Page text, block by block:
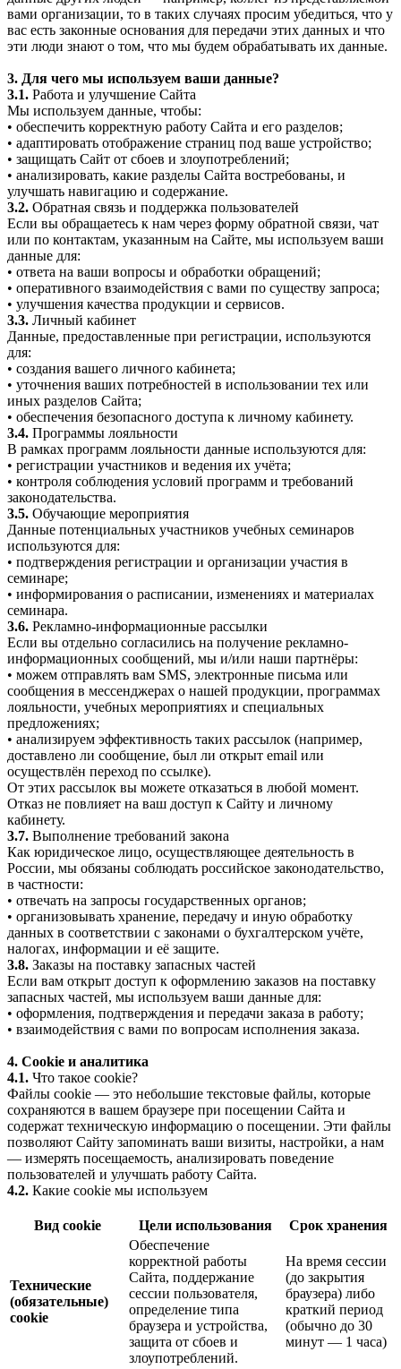
вами организации, то в таких случаях просим убедиться, что у
вас есть законные основания для передачи этих данных и что
эти люди знают о том, что мы будем обрабатывать их данные.
3. Для чего мы используем ваши данные?
3.1. Работа и улучшение Сайта
Мы используем данные, чтобы:
• обеспечить корректную работу Сайта и его разделов;
• адаптировать отображение страниц под ваше устройство;
• защищать Сайт от сбоев и злоупотреблений;
• анализировать, какие разделы Сайта востребованы, и
улучшать навигацию и содержание.
3.2. Обратная связь и поддержка пользователей
Если вы обращаетесь к нам через форму обратной связи, чат
или по контактам, указанным на Сайте, мы используем ваши
данные для:
• ответа на ваши вопросы и обработки обращений;
• оперативного взаимодействия с вами по существу запроса;
• улучшения качества продукции и сервисов.
3.3. Личный кабинет
Данные, предоставленные при регистрации, используются
для:
• создания вашего личного кабинета;
• уточнения ваших потребностей в использовании тех или
иных разделов Сайта;
• обеспечения безопасного доступа к личному кабинету.
3.4. Программы лояльности
В рамках программ лояльности данные используются для:
• регистрации участников и ведения их учёта;
• контроля соблюдения условий программ и требований
законодательства.
3.5. Обучающие мероприятия
Данные потенциальных участников учебных семинаров
используются для:
• подтверждения регистрации и организации участия в
семинаре;
• информирования о расписании, изменениях и материалах
семинара.
3.6. Рекламно-информационные рассылки
Если вы отдельно согласились на получение рекламно-
информационных сообщений, мы и/или наши партнёры:
• можем отправлять вам SMS, электронные письма или
сообщения в мессенджерах о нашей продукции, программах
лояльности, учебных мероприятиях и специальных
предложениях;
• анализируем эффективность таких рассылок (например,
доставлено ли сообщение, был ли открыт email или
осуществлён переход по ссылке).
От этих рассылок вы можете отказаться в любой момент.
Отказ не повлияет на ваш доступ к Сайту и личному
кабинету.
3.7. Выполнение требований закона
Как юридическое лицо, осуществляющее деятельность в
России, мы обязаны соблюдать российское законодательство,
в частности:
• отвечать на запросы государственных органов;
• организовывать хранение, передачу и иную обработку
данных в соответствии с законами о бухгалтерском учёте,
налогах, информации и её защите.
3.8. Заказы на поставку запасных частей
Если вам открыт доступ к оформлению заказов на поставку
запасных частей, мы используем ваши данные для:
• оформления, подтверждения и передачи заказа в работу;
• взаимодействия с вами по вопросам исполнения заказа.
4. Cookie и аналитика
4.1. Что такое cookie?
Файлы cookie — это небольшие текстовые файлы, которые
сохраняются в вашем браузере при посещении Сайта и
содержат техническую информацию о посещении. Эти файлы
позволяют Сайту запоминать ваши визиты, настройки, а нам
— измерять посещаемость, анализировать поведение
пользователей и улучшать работу Сайта.
4.2. Какие cookie мы используем
Вид cookie Цели использования Срок хранения
Технические
(обязательные)
cookie
Обеспечение
корректной работы
Сайта, поддержание
сессии пользователя,
определение типа
браузера и устройства,
защита от сбоев и
злоупотреблений.
На время сессии
(до закрытия
браузера) либо
краткий период
(обычно до 30
минут — 1 часа)